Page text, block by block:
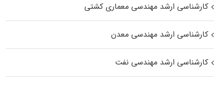
کارشناسی ارشد مهندسی معماری کشتی
کارشناسی ارشد مهندسی معدن
کارشناسی ارشد مهندسی نفت